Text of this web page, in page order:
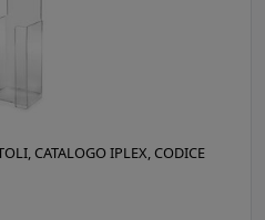
CATALOGO IPLEX, CODICE